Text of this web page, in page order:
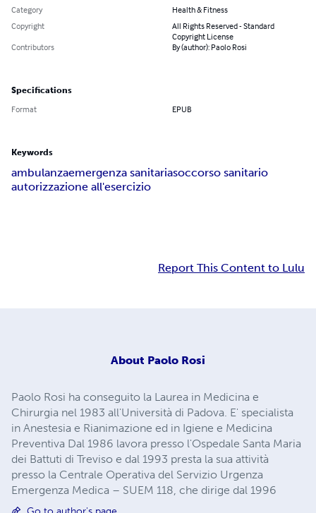
Category
Health & Fitness
Copyright
All Rights Reserved - Standard
Copyright License
Contributors
By (author): Paolo Rosi
Specifications
Format EPUB
Keywords
ambulanzaemergenza sanitariasoccorso sanitario
autorizzazione all'esercizio
Report This Content to Lulu
About Paolo Rosi
Paolo Rosi ha conseguito la Laurea in Medicina e
Chirurgia nel 1983 all'Università di Padova. E' specialista
in Anestesia e Rianimazione ed in Igiene e Medicina
Preventiva Dal 1986 lavora presso l'Ospedale Santa Maria
dei Battuti di Treviso e dal 1993 presta la sua attività
presso la Centrale Operativa del Servizio Urgenza
Emergenza Medica – SUEM 118, che dirige dal 1996